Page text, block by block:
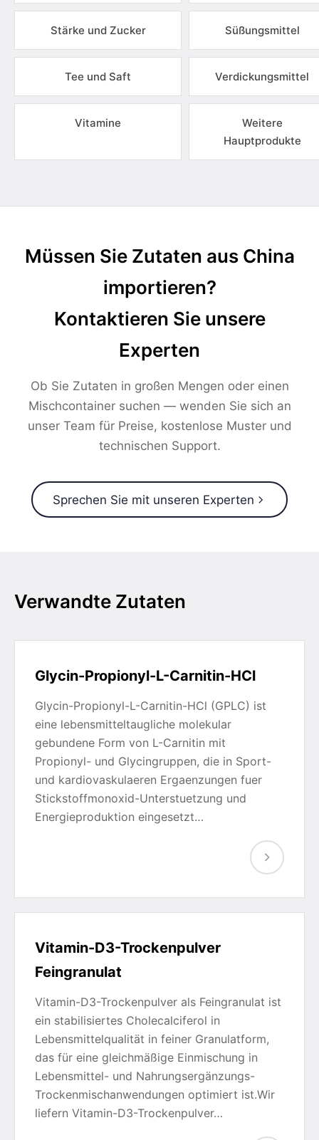
Stärke und Zucker Süßungsmittel
Tee und Saft Verdickungsmittel
Vitamine
Weitere
Hauptprodukte
Müssen Sie Zutaten aus China
importieren?
Kontaktieren Sie unsere
Experten
Ob Sie Zutaten in großen Mengen oder einen
Mischcontainer suchen — wenden Sie sich an
unser Team für Preise, kostenlose Muster und
technischen Support.
Sprechen Sie mit unseren Experten
Verwandte Zutaten
Glycin-Propionyl-L-Carnitin-HCl
Glycin-Propionyl-L-Carnitin-HCl (GPLC) ist
eine lebensmitteltaugliche molekular
gebundene Form von L-Carnitin mit
Propionyl- und Glycingruppen, die in Sport-
und kardiovaskulaeren Ergaenzungen fuer
Stickstoffmonoxid-Unterstuetzung und
Energieproduktion eingesetzt…
Vitamin-D3-Trockenpulver
Feingranulat
Vitamin-D3-Trockenpulver als Feingranulat ist
ein stabilisiertes Cholecalciferol in
Lebensmittelqualität in feiner Granulatform,
das für eine gleichmäßige Einmischung in
Lebensmittel- und Nahrungsergänzungs-
Trockenmischanwendungen optimiert ist.Wir
liefern Vitamin-D3-Trockenpulver…